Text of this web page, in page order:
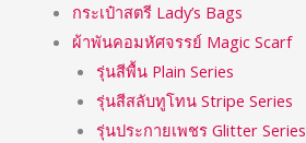
กระเป๋าสตรี Lady’s Bags
ผ้าพันคอมหัศจรรย์ Magic Scarf
รุ่นสีพื้น Plain Series
รุ่นสีสลับทูโทน Stripe Series
รุ่นประกายเพชร Glitter Series